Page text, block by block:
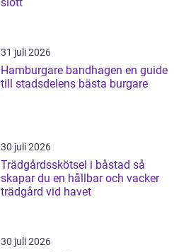
31 juli 2026
Hamburgare bandhagen en guide
till stadsdelens bästa burgare
30 juli 2026
Trädgårdsskötsel i båstad så
skapar du en hållbar och vacker
trädgård vid havet
30 juli 2026